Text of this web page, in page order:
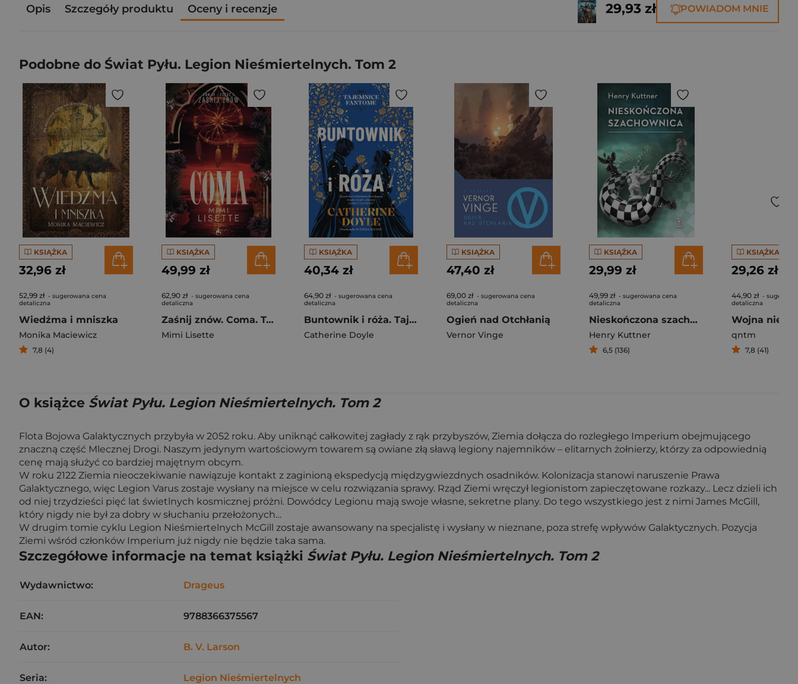
Opis Szczegóły produktu Oceny i recenzje 29,93 zł POWIADOM MNIE
Podobne do Świat Pyłu. Legion Nieśmiertelnych. Tom 2
KSIĄŻKA
32,96 zł
52,99 zł - sugerowana cena
detaliczna
Wiedźma i mniszka
Monika Maciewicz
7,8 (4)
KSIĄŻKA
49,99 zł
62,90 zł - sugerowana cena
detaliczna
Zaśnij znów. Coma. Tom 2. Część 1
Mimi Lisette
KSIĄŻKA
40,34 zł
64,90 zł - sugerowana cena
detaliczna
Buntownik i róża. Tajemnice Fantome. Tom 2
Catherine Doyle
KSIĄŻKA
47,40 zł
69,00 zł - sugerowana cena
detaliczna
Ogień nad Otchłanią
Vernor Vinge
KSIĄŻKA
29,99 zł
49,99 zł - sugerowana cena
detaliczna
Nieskończona szachownica
Henry Kuttner
6,5 (136)
KSIĄŻKA
29,26 zł
44,90 zł -
detaliczna
Wojna
qntm
7,8 (41)
O książce Świat Pyłu. Legion Nieśmiertelnych. Tom 2
Flota Bojowa Galaktycznych przybyła w 2052 roku. Aby uniknąć całkowitej zagłady z rąk przybyszów, Ziemia dołącza do rozległego Imperium obejmującego
znaczną część Mlecznej Drogi. Naszym jedynym wartościowym towarem są owiane złą sławą legiony najemników – elitarnych żołnierzy, którzy za odpowiednią
cenę mają służyć co bardziej majętnym obcym.
W roku 2122 Ziemia nieoczekiwanie nawiązuje kontakt z zaginioną ekspedycją międzygwiezdnych osadników. Kolonizacja stanowi naruszenie Prawa
Galaktycznego, więc Legion Varus zostaje wysłany na miejsce w celu rozwiązania sprawy. Rząd Ziemi wręczył legionistom zapieczętowane rozkazy... Lecz dzieli ich
od niej trzydzieści pięć lat świetlnych kosmicznej próżni. Dowódcy Legionu mają swoje własne, sekretne plany. Do tego wszystkiego jest z nimi James McGill,
który nigdy nie był za dobry w słuchaniu przełożonych…
W drugim tomie cyklu Legion Nieśmiertelnych McGill zostaje awansowany na specjalistę i wysłany w nieznane, poza strefę wpływów Galaktycznych. Pozycja
Ziemi wśród członków Imperium już nigdy nie będzie taka sama.
Szczegółowe informacje na temat książki Świat Pyłu. Legion Nieśmiertelnych. Tom 2
Wydawnictwo: Drageus
EAN: 9788366375567
Autor: B. V. Larson
Seria: Legion Nieśmiertelnych